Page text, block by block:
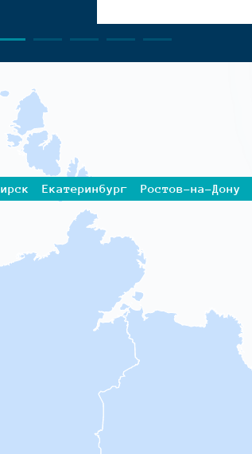
Екатеринбург Ростов-на-Дону